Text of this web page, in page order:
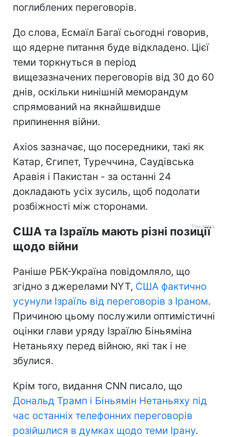
поглиблених переговорів.
До слова, Есмаїл Багаї сьогодні говорив,
що ядерне питання буде відкладено. Цієї
теми торкнуться в період
вищезазначених переговорів від 30 до 60
днів, оскільки нинішній меморандум
спрямований на якнайшвидше
припинення війни.
Axios зазначає, що посередники, такі як
Катар, Єгипет, Туреччина, Саудівська
Аравія і Пакистан - за останні 24
докладають усіх зусиль, щоб подолати
розбіжності між сторонами.
США та Ізраїль мають різні позиції
щодо війни
Раніше РБК-Україна повідомляло, що
згідно з джерелами NYT, США фактично
усунули Ізраїль від переговорів з Іраном.
Причиною цьому послужили оптимістичні
оцінки глави уряду Ізраїлю Біньяміна
Нетаньяху перед війною, які так і не
збулися.
Крім того, видання CNN писало, що
Дональд Трамп і Біньямін Нетаньяху під
час останніх телефонних переговорів
розійшлися в думках щодо теми Ірану.